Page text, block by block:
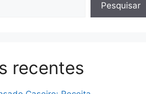
Pesquisar
recentes